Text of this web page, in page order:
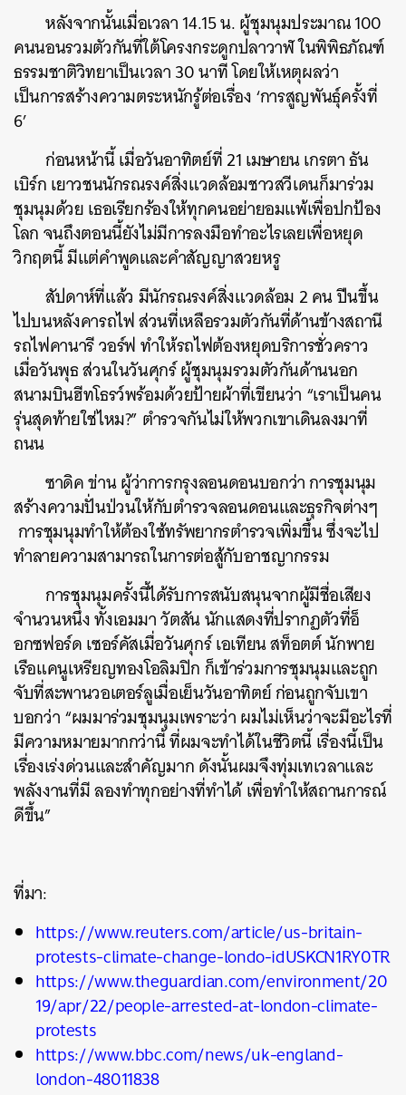
หลังจากนั้นเมื่อเวลา 14.15 น. ผู้ชุมนุมประมาณ 100
คนนอนรวมตัวกันที่ใต้โครงกระดูกปลาวาฬ ในพิพิธภัณฑ์
ธรรมชาติวิทยาเป็นเวลา 30 นาที โดยให้เหตุผลว่า
เป็นการสร้างความตระหนักรู้ต่อเรื่อง ‘การสูญพันธุ์ครั้งที่
6’
ก่อนหน้านี้ เมื่อวันอาทิตย์ที่ 21 เมษายน เกรตา ธัน
เบิร์ก เยาวชนนักรณรงค์สิ่งแวดล้อมชาวสวีเดนก็มาร่วม
ชุมนุมด้วย เธอเรียกร้องให้ทุกคนอย่ายอมแพ้เพื่อปกป้อง
โลก จนถึงตอนนี้ยังไม่มีการลงมือทำอะไรเลยเพื่อหยุด
วิกฤตนี้ มีแต่คำพูดและคำสัญญาสวยหรู
สัปดาห์ที่แล้ว มีนักรณรงค์สิ่งแวดล้อม 2 คน ปีนขึ้น
ไปบนหลังคารถไฟ ส่วนที่เหลือรวมตัวกันที่ด้านข้างสถานี
รถไฟคานารี วอร์ฟ ทำให้รถไฟต้องหยุดบริการชั่วคราว
เมื่อวันพุธ ส่วนในวันศุกร์ ผู้ชุมนุมรวมตัวกันด้านนอก
สนามบินฮีทโธรว์พร้อมด้วยป้ายผ้าที่เขียนว่า “เราเป็นคน
รุ่นสุดท้ายใช่ไหม?” ตำรวจกันไม่ให้พวกเขาเดินลงมาที่
ถนน
ซาดิค ข่าน ผู้ว่าการกรุงลอนดอนบอกว่า การชุมนุม
สร้างความปั่นป่วนให้กับตำรวจลอนดอนและธุรกิจต่างๆ
การชุมนุมทำให้ต้องใช้ทรัพยากรตำรวจเพิ่มขึ้น ซึ่งจะไป
ทำลายความสามารถในการต่อสู้กับอาชญากรรม
การชุมนุมครั้งนี้ได้รับการสนับสนุนจากผู้มีชื่อเสียง
จำนวนหนึ่ง ทั้งเอมมา วัตสัน นักแสดงที่ปรากฏตัวที่อ็
อกซฟอร์ด เซอร์คัสเมื่อวันศุกร์ เอเทียน สท็อตต์ นักพาย
เรือแคนูเหรียญทองโอลิมปิก ก็เข้าร่วมการชุมนุมและถูก
จับที่สะพานวอเตอร์ลูเมื่อเย็นวันอาทิตย์ ก่อนถูกจับเขา
บอกว่า “ผมมาร่วมชุมนุมเพราะว่า ผมไม่เห็นว่าจะมีอะไรที่
มีความหมายมากกว่านี้ ที่ผมจะทำได้ในชีวิตนี้ เรื่องนี้เป็น
เรื่องเร่งด่วนและสำคัญมาก ดังนั้นผมจึงทุ่มเทเวลาและ
พลังงานที่มี ลองทำทุกอย่างที่ทำได้ เพื่อทำให้สถานการณ์
ดีขึ้น”
ที่มา:
https://www.reuters.com/article/us-britain-
protests-climate-change-londo-idUSKCN1RY0TR
https://www.theguardian.com/environment/20
19/apr/22/people-arrested-at-london-climate-
protests
https://www.bbc.com/news/uk-england-
london-48011838
ค้นหา
SHARE TWEET LINE EMAIL